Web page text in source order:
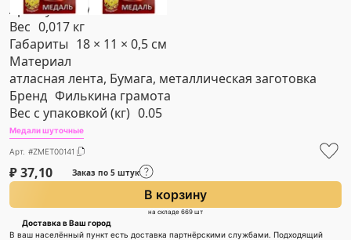
Артикул #ZMET00141
Вес 0,017 кг
Габариты 18 × 11 × 0,5 см
Материал
атласная лента, Бумага, металлическая заготовка
Бренд Филькина грамота
Вес с упаковкой (кг) 0.05
Медали шуточные
Арт. #ZMET00141
₽37,10 Заказ по 5 штук
В корзину
на складе 669 шт
Доставка в Ваш город
В ваш населённый пункт есть доставка партнёрскими службами. Подходящий